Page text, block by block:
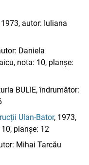
1973, autor: Iuliana
Daniela
nota: 10, planșe:
BULIE, îndrumător:
Ulan-Bator, 1973,
planșe: 12
Mihai Tarcău